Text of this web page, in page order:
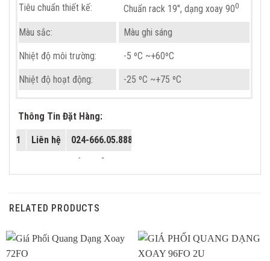
Tiêu chuẩn thiết kế: Chuẩn rack 19″, dạng xoay 900
Màu sắc: Màu ghi sáng
Nhiệt độ môi trường: -5 ºC ~+60ºC
Nhiệt độ hoạt động: -25 ºC ~+75 ºC
Thông Tin Đặt Hàng:
1 Liên hệ
024-666.05.888
RELATED PRODUCTS